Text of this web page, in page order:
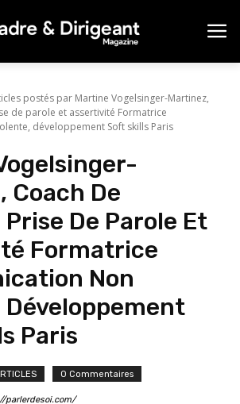
postés par Martine Vogelsinger-Martinez,
de parole et assertivité Formatrice
développement Soft skills Paris
Coach De
De Parole Et
Formatrice
Non
Paris
0 Commentaires
parlerdesoi.com/